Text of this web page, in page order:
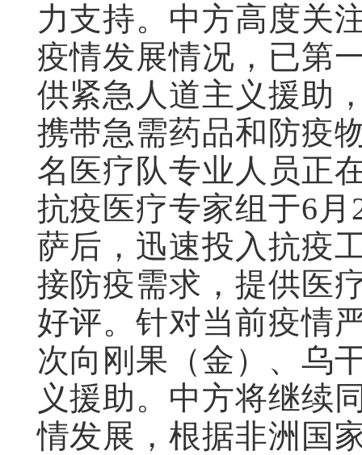
力支持。中方高度关
疫情发展情况，已第
供紧急人道主义援助
携带急需药品和防疫
名医疗队专业人员正
抗疫医疗专家组于6
萨后，迅速投入抗疫
接防疫需求，提供医
好评。针对当前疫情
次向刚果（金）、乌
义援助。中方将继续
情发展，根据非洲国